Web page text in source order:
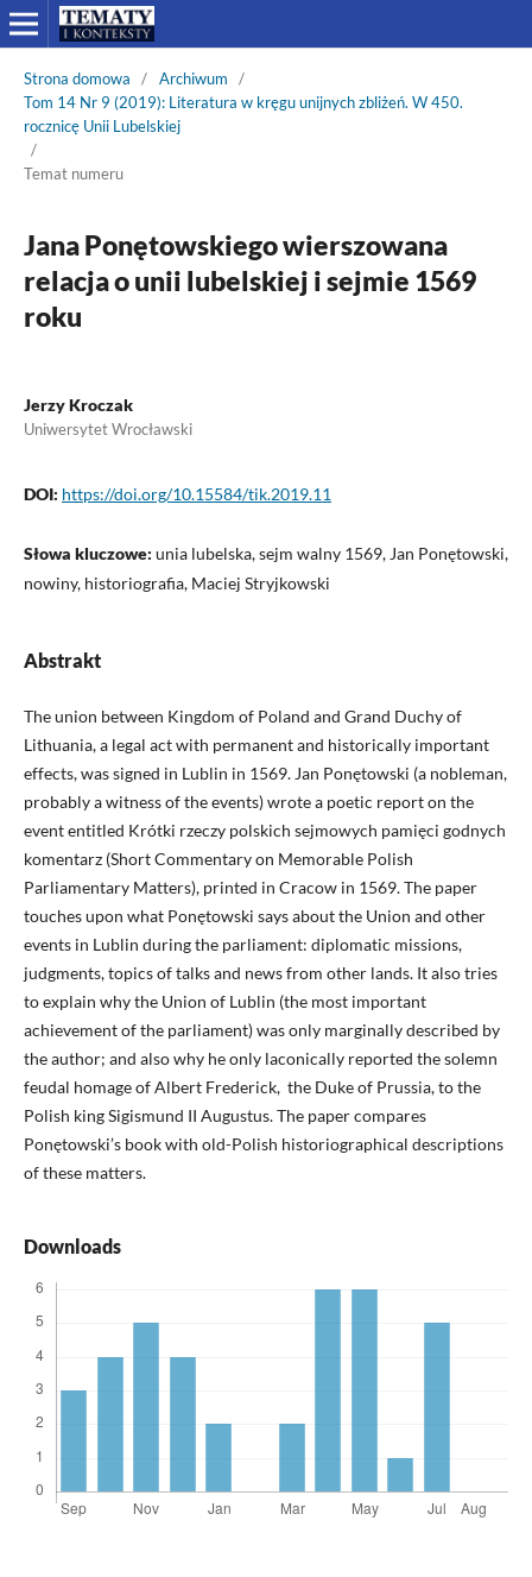
Strona domowa / Archiwum
/
Tom 14 Nr 9 (2019): Literatura w kręgu unijnych zbliżeń. W 450.
rocznicę Unii Lubelskiej
/
Temat numeru
Jana Ponętowskiego wierszowana
relacja o unii lubelskiej i sejmie 1569
roku
Jerzy Kroczak
Uniwersytet Wrocławski
DOI: https://doi.org/10.15584/tik.2019.11
Słowa kluczowe: unia lubelska, sejm walny 1569, Jan Ponętowski,
nowiny, historiografia, Maciej Stryjkowski
Abstrakt
The union between Kingdom of Poland and Grand Duchy of
Lithuania, a legal act with permanent and historically important
effects, was signed in Lublin in 1569. Jan Ponętowski (a nobleman,
probably a witness of the events) wrote a poetic report on the
event entitled Krótki rzeczy polskich sejmowych pamięci godnych
komentarz (Short Commentary on Memorable Polish
Parliamentary Matters), printed in Cracow in 1569. The paper
touches upon what Ponętowski says about the Union and other
events in Lublin during the parliament: diplomatic missions,
judgments, topics of talks and news from other lands. It also tries
to explain why the Union of Lublin (the most important
achievement of the parliament) was only marginally described by
the author; and also why he only laconically reported the solemn
feudal homage of Albert Frederick, the Duke of Prussia, to the
Polish king Sigismund II Augustus. The paper compares
Ponętowski’s book with old-Polish historiographical descriptions
of these matters.
Downloads